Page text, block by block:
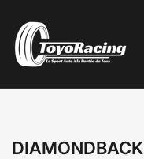
DIAMONDBACK